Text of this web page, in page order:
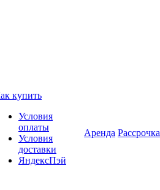
купить
Условия
оплаты
Условия
доставки
ЯндексПэй
Аренда Рассрочка